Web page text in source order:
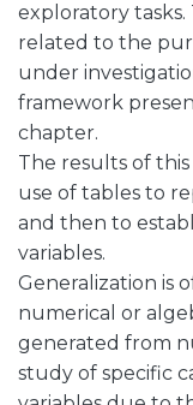
exploratory tasks.
related to the
under
framework
chapter.
The results of
use of tables to
and then to
variables.
Generalization is
numerical or
generated from
study of specific